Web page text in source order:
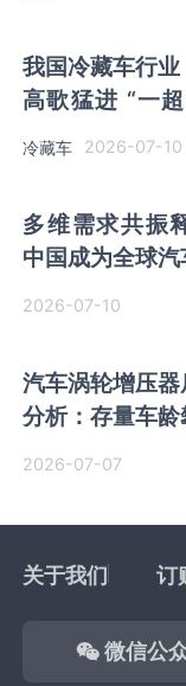
我国冷藏车行
高歌猛进 “一
冷藏车 2026-07-10
多维需求共振
中国成为全球汽
2026-07-10
汽车涡轮增压
分析：存量车龄
2026-07-07
关于我们 订
微信公